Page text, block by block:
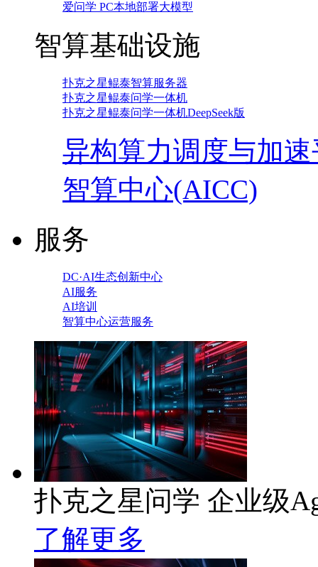
爱问学 PC本地部署大模型
智算基础设施
扑克之星鲲泰智算服务器
扑克之星鲲泰问学一体机
扑克之星鲲泰问学一体机DeepSeek版
异构算力调度与加
智算中心(AICC)
服务
DC·AI生态创新中心
AI服务
AI培训
智算中心运营服务
扑克之星问学 企业级
了解更多